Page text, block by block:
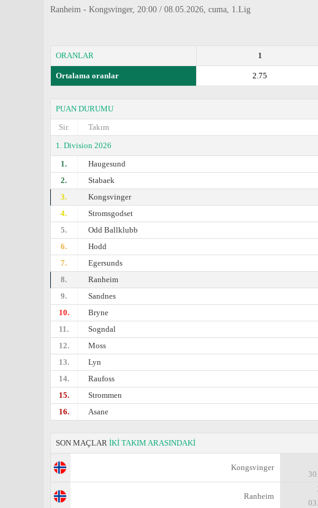
Ranheim - Kongsvinger, 20:00 / 08.05.2026, cuma, 1.Lig
ORANLAR 1
Ortalama oranlar 2.75
PUAN DURUMU
Sir.
Takım
1. Division 2026
1.
Haugesund
2.
Stabaek
3.
Kongsvinger
4.
Stromsgodset
5.
Odd Ballklubb
6.
Hodd
7.
Egersunds
8.
Ranheim
9.
Sandnes
10.
Bryne
11.
Sogndal
12.
Moss
13.
Lyn
14.
Raufoss
15.
Strommen
16.
Asane
SON MAÇLAR İKİ TAKIM ARASINDAKİ
Kongsvinger
Ranheim